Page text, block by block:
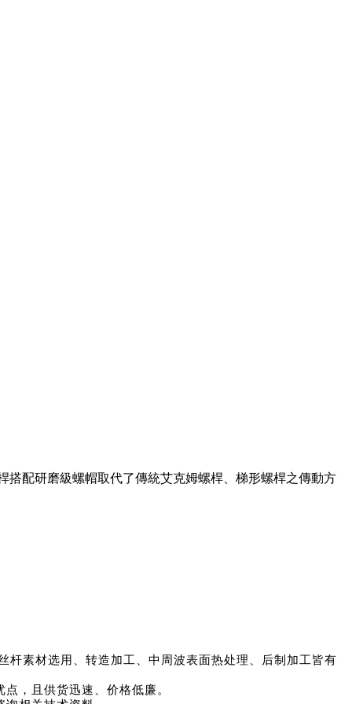
配研磨級螺帽取代了傳統艾克姆螺桿、梯形螺桿之傳動方
素材选用、转造加工、中周波表面热处理、后制加工皆有
，且供货迅速、价格低廉。